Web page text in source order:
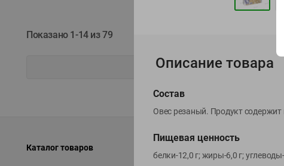
Показано 1-14 из 79
Каталог товаров
Описание товара
Состав
Овес резаный. Продукт
Пищевая ценность
белки-12,0 г; жиры-6,0 г;